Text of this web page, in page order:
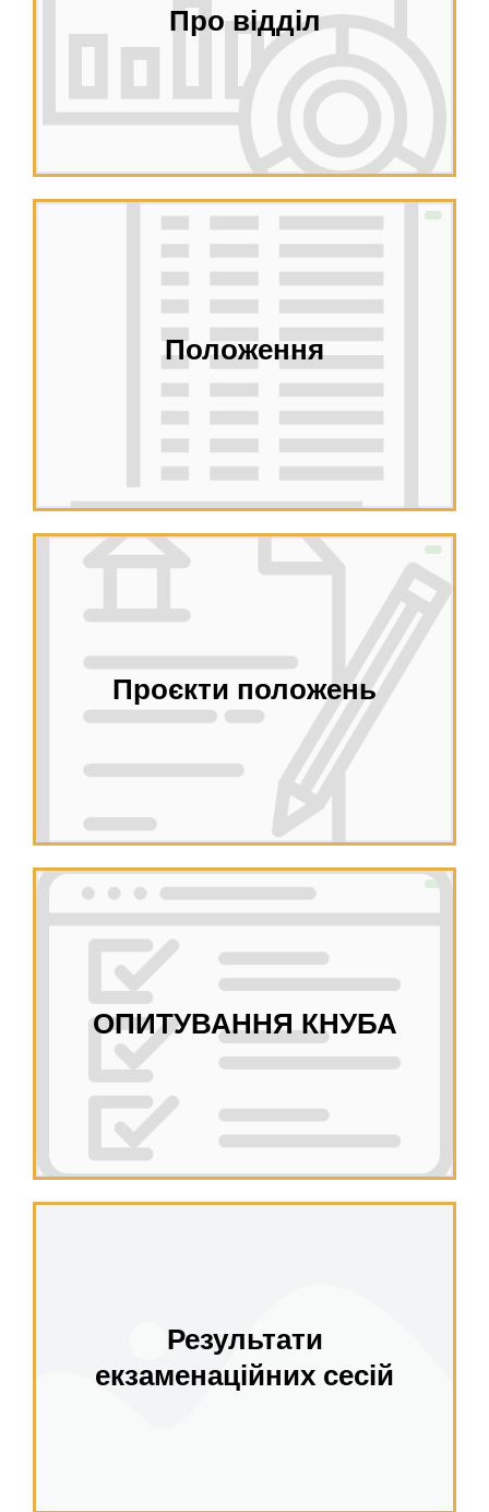
Про відділ
Положення
Проєкти положень
ОПИТУВАННЯ КНУБА
Результати
екзаменаційних сесій